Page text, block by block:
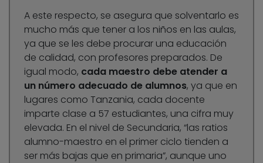
A este respecto, se asegura que solventarlo es
mucho más que tener a los niños en las aulas,
ya que se les debe procurar una educación
de calidad, con profesores preparados. De
igual modo, cada maestro debe atender a
un número adecuado de alumnos, ya que en
lugares como Tanzania, cada docente
imparte clase a 57 estudiantes, una cifra muy
elevada. En el nivel de Secundaria, “las ratios
alumno-maestro en el primer ciclo tienden a
ser más bajas que en primaria”, aunque uno